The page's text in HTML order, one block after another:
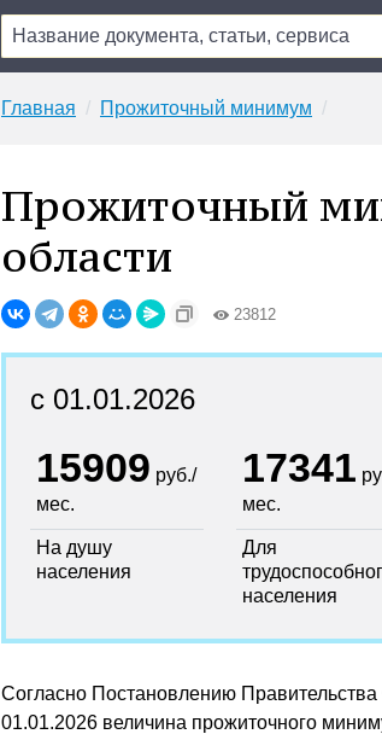
Главная Прожиточный минимум
Прожиточный
области
23812
с 01.01.2026
15909 руб./
мес.
На душу
населения
17341
мес.
Для
населения
Согласно Постановлению
01.01.2026 величина прожиточного